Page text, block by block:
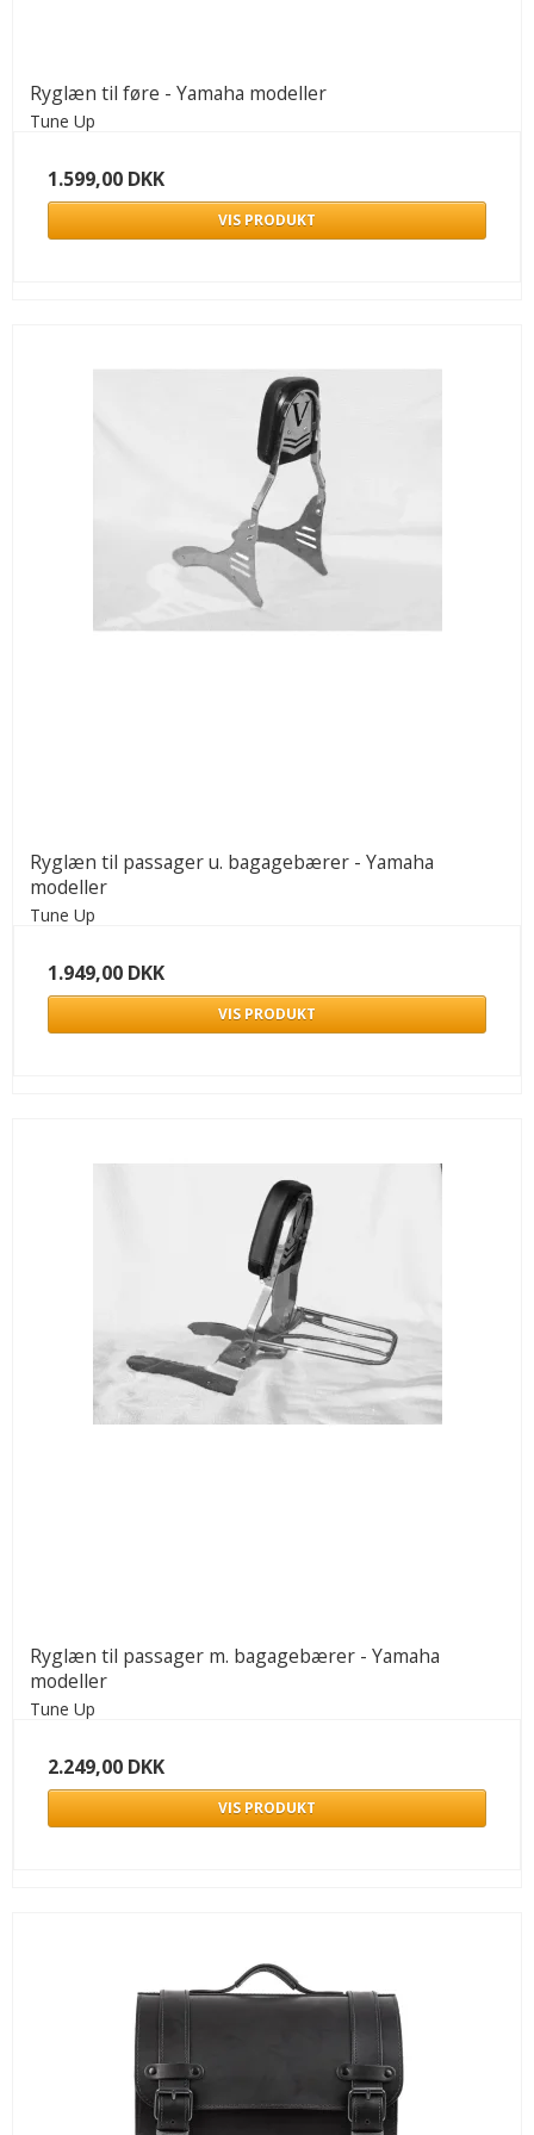
Ryglæn til føre - Yamaha modeller
Tune Up
1.599,00 DKK
VIS PRODUKT
Ryglæn til passager u. bagagebærer - Yamaha
modeller
Tune Up
1.949,00 DKK
VIS PRODUKT
Ryglæn til passager m. bagagebærer - Yamaha
modeller
Tune Up
2.249,00 DKK
VIS PRODUKT